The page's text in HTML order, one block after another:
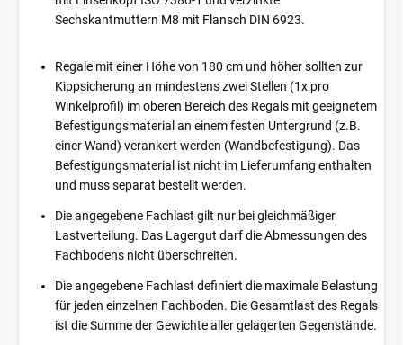
Sechskantmuttern M8 mit Flansch DIN 6923.
Regale mit einer Höhe von 180 cm und höher sollten zur
Kippsicherung an mindestens zwei Stellen (1x pro
Winkelprofil) im oberen Bereich des Regals mit geeignetem
Befestigungsmaterial an einem festen Untergrund (z.B.
einer Wand) verankert werden (Wandbefestigung). Das
Befestigungsmaterial ist nicht im Lieferumfang enthalten
und muss separat bestellt werden.
Die angegebene Fachlast gilt nur bei gleichmäßiger
Lastverteilung. Das Lagergut darf die Abmessungen des
Fachbodens nicht überschreiten.
Die angegebene Fachlast definiert die maximale Belastung
für jeden einzelnen Fachboden. Die Gesamtlast des Regals
ist die Summe der Gewichte aller gelagerten Gegenstände.